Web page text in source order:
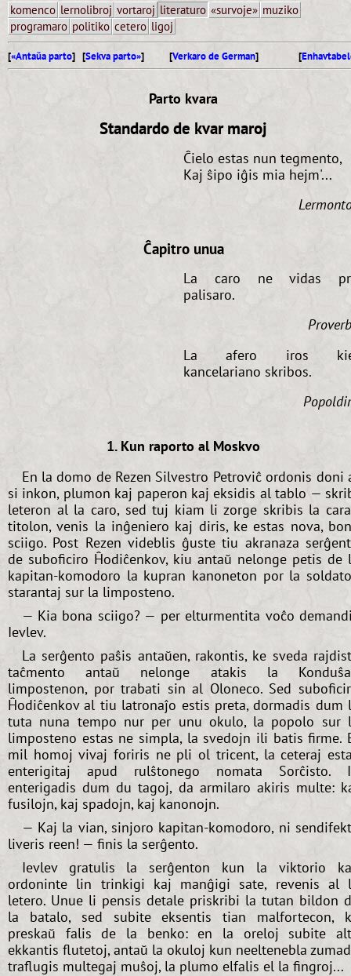
komenco lernolibroj vortaroj literaturo «survoje» muziko
programaro politiko cetero ligoj
[«Antaŭa parto] [Sekva parto»] [Verkaro de German] [
Parto kvara
Standardo de kvar maroj
Ĉielo estas nun tegmento,
Kaj ŝipo iĝis mia hejm'...
Ĉapitro unua
La caro ne vidas
palisaro.
La afero iros
kancelariano skribos.
1. Kun raporto al Moskvo
En la domo de Rezen Silvestro Petroviĉ ordonis doni
si inkon, plumon kaj paperon kaj eksidis al tablo —
leteron al la caro, sed tuj kiam li zorge skribis la
titolon, venis la inĝeniero kaj diris, ke estas nova,
sciigo. Post Rezen videblis ĝuste tiu akranaza
de suboficiro Ĥodiĉenkov, kiu antaŭ nelonge petis de
kapitan-komodoro la kupran kanoneton por la
starantaj sur la limposteno.
— Kia bona sciigo? — per elturmentita voĉo
Ievlev.
La serĝento paŝis antaŭen, rakontis, ke sveda
taĉmento antaŭ nelonge atakis la
limpostenon, por trabati sin al Oloneco. Sed
Ĥodiĉenkov al tiu latronaĵo estis preta, dormadis dum
tuta nuna tempo nur per unu okulo, la popolo sur
limposteno estas ne simpla, la svedojn ili batis firme.
mil homoj vivaj foriris ne pli ol tricent, la ceteraj
enterigitaj apud rulŝtonego nomata Sorĉisto.
enterigadis dum du tagoj, da armilaro akiris multe:
fusilojn, kaj spadojn, kaj kanonojn.
— Kaj la vian, sinjoro kapitan-komodoro, ni
liveris reen! — finis la serĝento.
Ievlev gratulis la serĝenton kun la viktorio
ordoninte lin trinkigi kaj manĝigi sate, revenis al
letero. Unue li pensis detale priskribi la tutan bildon
la batalo, sed subite eksentis tian malfortecon,
preskaŭ falis de la benko: en la oreloj subite
ekkantis flutetoj, antaŭ la okuloj kun neeltenebla
traflugis multegaj muŝoj, la plumo elfalis el la fingroj...